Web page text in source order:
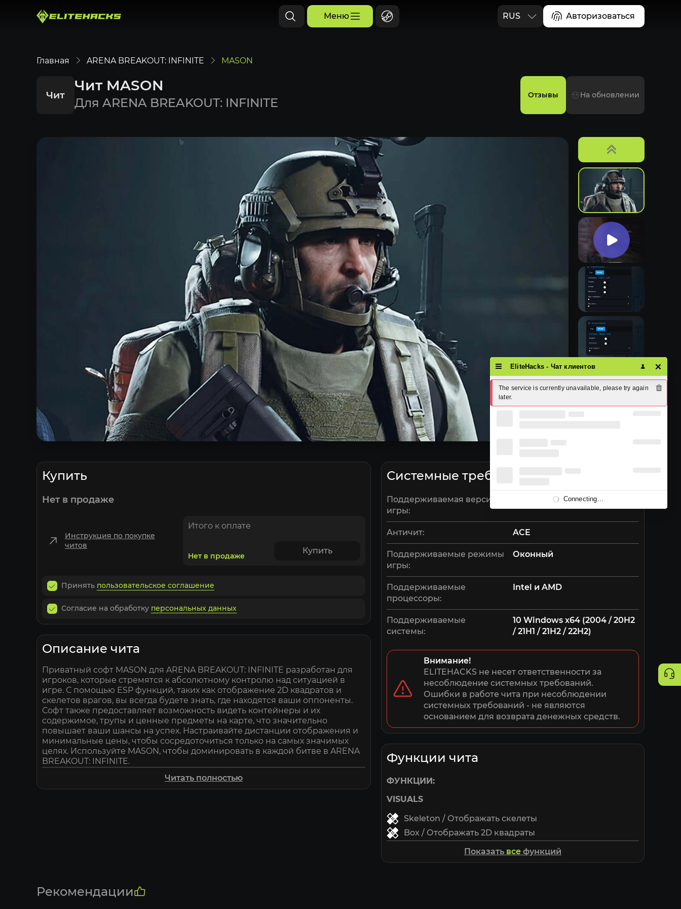
Меню
RUS
Авторизоваться
Главная ARENA BREAKOUT: INFINITE MASON
Чит
Чит MASON
Для ARENA BREAKOUT: INFINITE
Отзывы На обновлении
Купить
Нет в продаже
Инструкция по покупке
читов
Итого к оплате
Нет в продаже
Купить
Принять пользовательское соглашение
Согласие на обработку персональных данных
Описание чита
Приватный софт MASON для ARENA BREAKOUT: INFINITE разработан для
игроков, которые стремятся к абсолютному контролю над ситуацией в
игре. С помощью ESP функций, таких как отображение 2D квадратов и
скелетов врагов, вы всегда будете знать, где находятся ваши оппоненты.
Софт также предоставляет возможность видеть контейнеры и их
содержимое, трупы и ценные предметы на карте, что значительно
повышает ваши шансы на успех. Настраивайте дистанции отображения и
минимальные цены, чтобы сосредоточиться только на самых значимых
целях. Используйте MASON, чтобы доминировать в каждой битве в ARENA
BREAKOUT: INFINITE.
Читать полностью
Системные требования
Поддерживаемая версия
игры:
Античит: ACE
Поддерживаемые режимы
игры:
Оконный
Поддерживаемые
процессоры:
Intel и AMD
Поддерживаемые
системы:
10 Windows x64 (2004 / 20H2
/ 21H1 / 21H2 / 22H2)
Внимание!
ELITEHACKS не несет ответственности за
несоблюдение системных требований.
Ошибки в работе чита при несоблюдении
системных требований - не являются
основанием для возврата денежных средств.
Функции чита
ФУНКЦИИ:
VISUALS
Skeleton / Отображать скелеты
Box / Отображать 2D квадраты
Health / Отображать уровень здоровья
Distance / Отображать дистанцию
Показать все функций
Рекомендации
EliteHacks - Чат клиентов
The service is currently unavailable, please try again
later.
Connecting...